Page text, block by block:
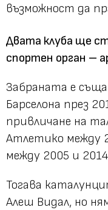
възможност да
Двата клуба ще
спортен орган –
Забраната е
Барселона през
привличане на
Атлетико между
между 2005 и 2014
Тогава
Алеш Видал, но